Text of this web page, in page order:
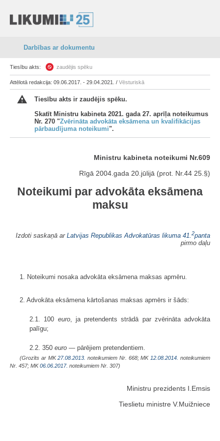
Darbības ar dokumentu
Tiesību akts: zaudējis spēku
Attēlotā redakcija: 09.06.2017. - 29.04.2021. / Vēsturiskā
Tiesību akts ir zaudējis spēku.
Skatīt Ministru kabineta 2021. gada 27. aprīļa noteikumus
Nr. 270 "Zvērināta advokāta eksāmena un kvalifikācijas
pārbaudījuma noteikumi".
Ministru kabineta noteikumi Nr.609
Rīgā 2004.gada 20.jūlijā (prot. Nr.44 25.§)
Noteikumi par advokāta eksāmena
maksu
Izdoti saskaņā ar Latvijas Republikas Advokatūras likuma 41.2panta
pirmo daļu
1. Noteikumi nosaka advokāta eksāmena maksas apmēru.
2. Advokāta eksāmena kārtošanas maksas apmērs ir šāds:
2.1. 100 euro, ja pretendents strādā par zvērināta advokāta
palīgu;
2.2. 350 euro — pārējiem pretendentiem.
(Grozīts ar MK27.08.2013. noteikumiem Nr. 668; MK 12.08.2014. noteikumiem
Nr. 457; MK06.06.2017. noteikumiem Nr. 307)
Ministru prezidents I.Emsis
Tieslietu ministre V.Muižniece